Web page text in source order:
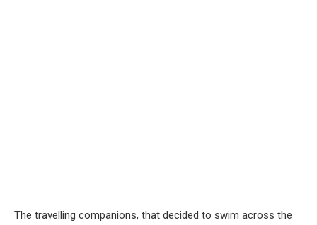
The travelling companions, that decided to swim across the